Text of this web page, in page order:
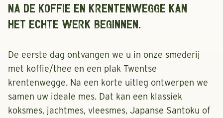
Na de koffie en krentenwegge kan
het echte werk beginnen.
De eerste dag ontvangen we u in onze smederij
met koffie/thee en een plak Twentse
krentenwegge. Na een korte uitleg ontwerpen we
samen uw ideale mes. Dat kan een klassiek
koksmes, jachtmes, vleesmes, Japanse Santoku of